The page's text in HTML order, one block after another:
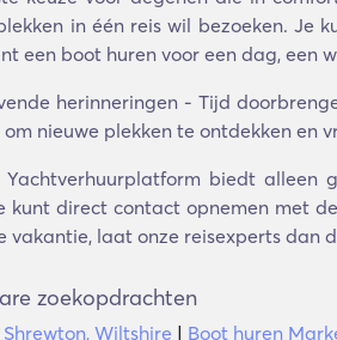
in één reis wil bezoeken. Je
een boot huren voor een dag, een
herinneringen - Tijd
nieuwe plekken te ontdekken en
Yachtverhuurplatform biedt
kunt direct contact opnemen met
vakantie, laat onze reisexperts dan
zoekopdrachten
Wiltshire | Boot huren